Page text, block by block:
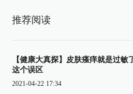
推荐阅读
【健康大真探】皮肤瘙痒就是过敏
这个误区
2021-04-22 17:34